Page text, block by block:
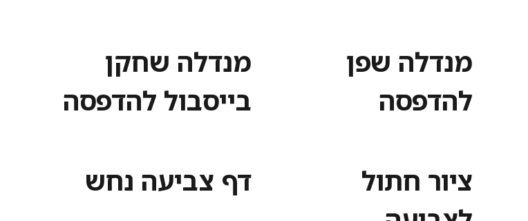
מנדלה שפן
להדפסה
מנדלה שחקן
בייסבול להדפסה
ציור חתול
דף צביעה נחש